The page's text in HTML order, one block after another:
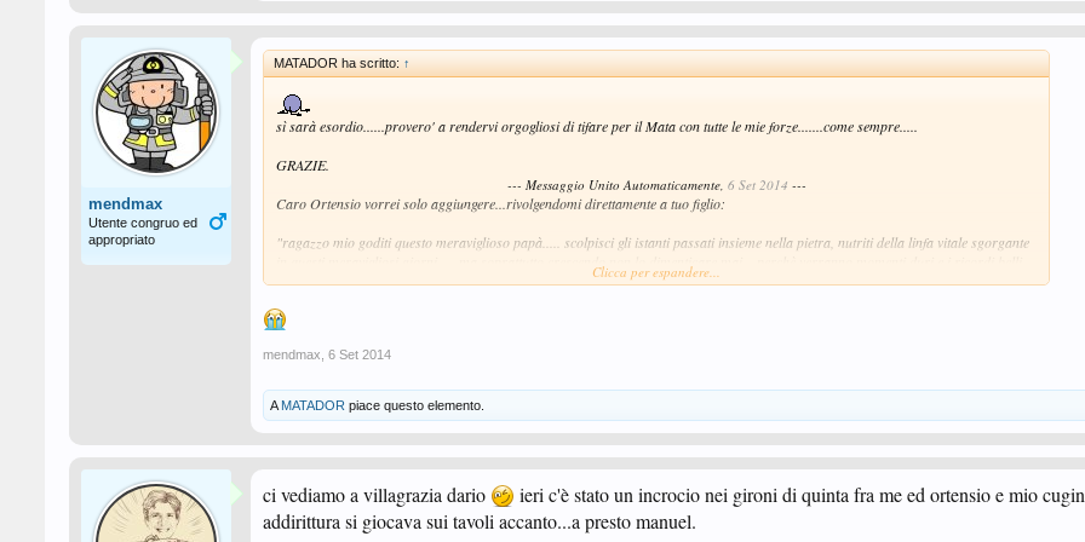
mendmax
Utente congruo ed
appropriato
MATADOR ha scritto: ↑
sì sarà esordio......provero' a rendervi orgogliosi di tifare per il Mata con tutte le mie forze.......come sempre.....
GRAZIE.
--- Messaggio Unito Automaticamente, 6 Set 2014 ---
Caro Ortensio vorrei solo aggiungere...rivolgendomi direttamente a tuo figlio:
"ragazzo mio goditi questo meraviglioso papà..... scolpisci gli istanti passati insieme nella pietra, nutriti della linfa vitale sgorgante
saranno quelli che ti faranno capire quant'è bella la vita anche quando tutto ti sembrerà maledettamente scuro......."
EL MATA.
Clicca per espandere...
mendmax 6 Set 2014
A MATADOR piace questo elemento.
ci vediamo a villagrazia dario
ieri c'è stato un incrocio nei gironi di quinta fra me ed ortensio e mio
addirittura si giocava sui tavoli accanto...a presto manuel.